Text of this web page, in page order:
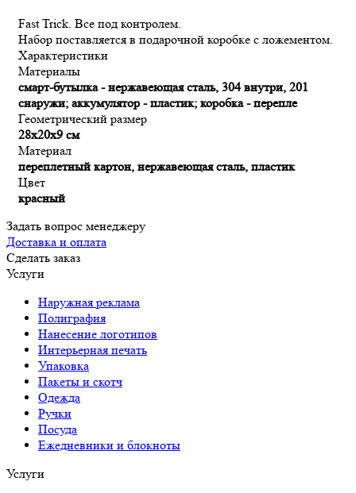
Fast Trick. Все под контролем.
Набор поставляется в подарочной коробке с ложементом.
Характеристики
Материалы
смарт-бутылка - нержавеющая сталь, 304 внутри, 201
снаружи; аккумулятор - пластик; коробка - перепле
Геометрический размер
28x20x9 см
Материал
переплетный картон, нержавеющая сталь, пластик
Цвет
красный
Задать вопрос менеджеру
Доставка и оплата
Сделать заказ
Услуги
Наружная реклама
Полиграфия
Нанесение логотипов
Интерьерная печать
Упаковка
Пакеты и скотч
Одежда
Ручки
Посуда
Ежедневники и блокноты
Услуги